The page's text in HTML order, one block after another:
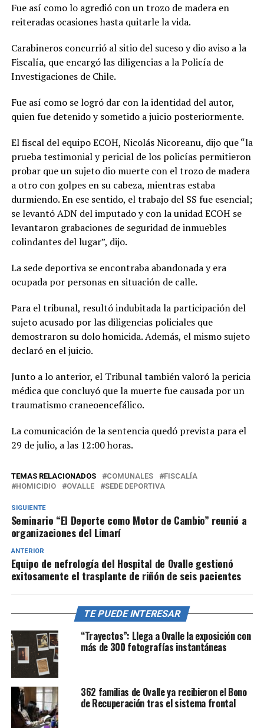
Fue así como lo agredió con un trozo de madera en
reiteradas ocasiones hasta quitarle la vida.
Carabineros concurrió al sitio del suceso y dio aviso a la
Fiscalía, que encargó las diligencias a la Policía de
Investigaciones de Chile.
Fue así como se logró dar con la identidad del autor,
quien fue detenido y sometido a juicio posteriormente.
El fiscal del equipo ECOH, Nicolás Nicoreanu, dijo que “la
prueba testimonial y pericial de los policías permitieron
probar que un sujeto dio muerte con el trozo de madera
a otro con golpes en su cabeza, mientras estaba
durmiendo. En ese sentido, el trabajo del SS fue esencial;
se levantó ADN del imputado y con la unidad ECOH se
levantaron grabaciones de seguridad de inmuebles
colindantes del lugar”, dijo.
La sede deportiva se encontraba abandonada y era
ocupada por personas en situación de calle.
Para el tribunal, resultó indubitada la participación del
sujeto acusado por las diligencias policiales que
demostraron su dolo homicida. Además, el mismo sujeto
declaró en el juicio.
Junto a lo anterior, el Tribunal también valoró la pericia
médica que concluyó que la muerte fue causada por un
traumatismo craneoencefálico.
La comunicación de la sentencia quedó prevista para el
29 de julio, a las 12:00 horas.
TEMAS RELACIONADOS COMUNALES
FISCALÍA
HOMICIDIO
OVALLE SEDE DEPORTIVA
SIGUIENTE
Seminario “El Deporte como Motor de Cambio” reunió a
organizaciones del Limarí
ANTERIOR
Equipo de nefrología del Hospital de Ovalle gestionó
exitosamente el trasplante de riñón de seis pacientes
TE PUEDE INTERESAR
“Trayectos”: Llega a Ovalle la exposición con
más de 300 fotografías instantáneas
362 familias de Ovalle ya recibieron el Bono
de Recuperación tras el sistema frontal